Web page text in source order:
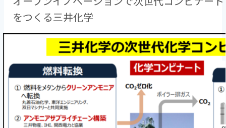
をつくる三井化学